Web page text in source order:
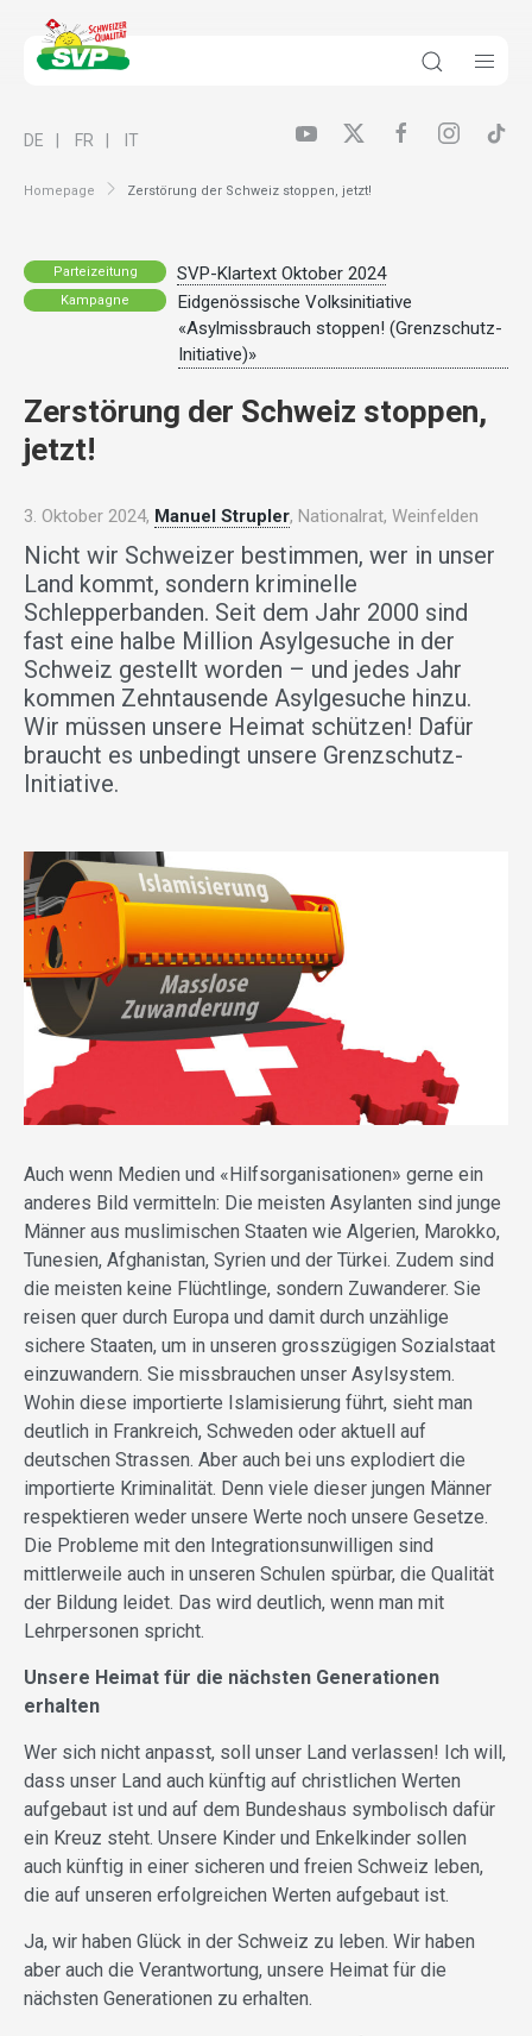
Homepage Zerstörung der Schweiz stoppen, jetzt!
DE FR IT
Parteizeitung SVP-Klartext Oktober 2024
Kampagne
Eidgenössische Volksinitiative
«Asylmissbrauch stoppen! (Grenzschutz-
Initiative)»
Zerstörung der Schweiz stoppen,
jetzt!
3. Oktober 2024, Manuel Strupler, Nationalrat, Weinfelden
Nicht wir Schweizer bestimmen, wer in unser
Land kommt, sondern kriminelle
Schlepperbanden. Seit dem Jahr 2000 sind
fast eine halbe Million Asylgesuche in der
Schweiz gestellt worden – und jedes Jahr
kommen Zehntausende Asylgesuche hinzu.
Wir müssen unsere Heimat schützen! Dafür
braucht es unbedingt unsere Grenzschutz-
Initiative.
Auch wenn Medien und «Hilfsorganisationen» gerne ein
anderes Bild vermitteln: Die meisten Asylanten sind junge
Männer aus muslimischen Staaten wie Algerien, Marokko,
Tunesien, Afghanistan, Syrien und der Türkei. Zudem sind
die meisten keine Flüchtlinge, sondern Zuwanderer. Sie
reisen quer durch Europa und damit durch unzählige
sichere Staaten, um in unseren grosszügigen Sozialstaat
einzuwandern. Sie missbrauchen unser Asylsystem.
Wohin diese importierte Islamisierung führt, sieht man
deutlich in Frankreich, Schweden oder aktuell auf
deutschen Strassen. Aber auch bei uns explodiert die
importierte Kriminalität. Denn viele dieser jungen Männer
respektieren weder unsere Werte noch unsere Gesetze.
Die Probleme mit den Integrationsunwilligen sind
mittlerweile auch in unseren Schulen spürbar, die Qualität
der Bildung leidet. Das wird deutlich, wenn man mit
Lehrpersonen spricht.
Unsere Heimat für die nächsten Generationen
erhalten
Wer sich nicht anpasst, soll unser Land verlassen! Ich will,
dass unser Land auch künftig auf christlichen Werten
aufgebaut ist und auf dem Bundeshaus symbolisch dafür
ein Kreuz steht. Unsere Kinder und Enkelkinder sollen
auch künftig in einer sicheren und freien Schweiz leben,
die auf unseren erfolgreichen Werten aufgebaut ist.
Ja, wir haben Glück in der Schweiz zu leben. Wir haben
aber auch die Verantwortung, unsere Heimat für die
nächsten Generationen zu erhalten.